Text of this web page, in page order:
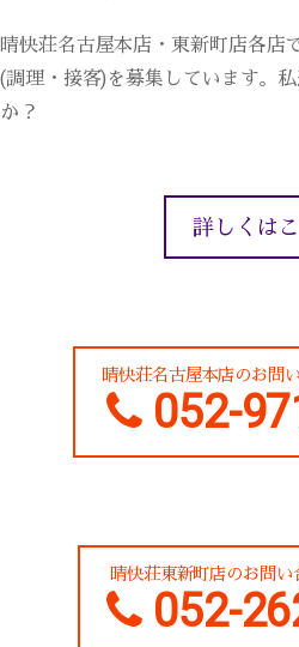
晴快荘名古屋本店・東新町店各店
(調理・接客)を募集しています。
か？
詳しくは
晴快荘名古屋本店のお問
052-
晴快荘東新町店のお問
052-